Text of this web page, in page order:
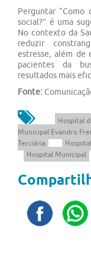
Perguntar
social?” é uma
No contexto da
reduzir
estresse, além de
pacientes da
resultados mais
Fonte:
Hospital
Municipal Evandro
Terciária
Hospital Municipal